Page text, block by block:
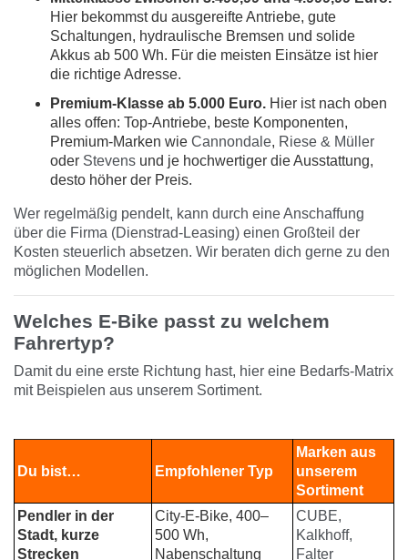
Hier bekommst du ausgereifte Antriebe, gute
Schaltungen, hydraulische Bremsen und solide
Akkus ab 500 Wh. Für die meisten Einsätze ist hier
die richtige Adresse.
Premium-Klasse ab 5.000 Euro. Hier ist nach oben
alles offen: Top-Antriebe, beste Komponenten,
Premium-Marken wie Cannondale, Riese & Müller
oder Stevens und je hochwertiger die Ausstattung,
desto höher der Preis.
Wer regelmäßig pendelt, kann durch eine Anschaffung
über die Firma (Dienstrad-Leasing) einen Großteil der
Kosten steuerlich absetzen. Wir beraten dich gerne zu den
möglichen Modellen.
Welches E-Bike passt zu welchem
Fahrertyp?
Damit du eine erste Richtung hast, hier eine Bedarfs-Matrix
mit Beispielen aus unserem Sortiment.
Du bist… Empfohlener Typ
Marken aus
unserem
Sortiment
Pendler in der
Stadt, kurze
Strecken
City-E-Bike, 400–
500 Wh,
Nabenschaltung
CUBE,
Kalkhoff,
Falter